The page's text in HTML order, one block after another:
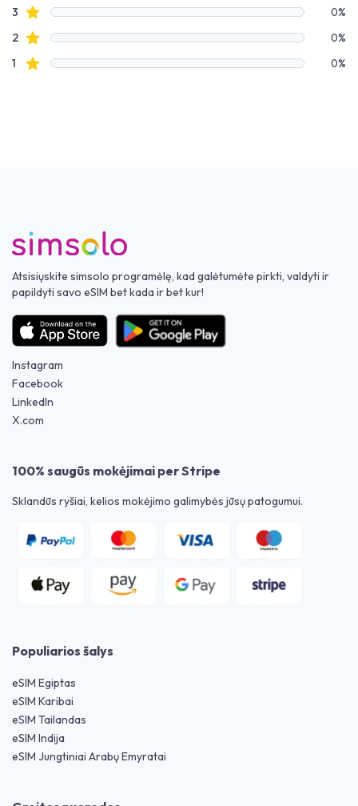
3 Žvaigždučių apžvalgos
0%
2Žvaigždučių apžvalgos
0%
1 Žvaigždučių apžvalgos 0%
Atsisiųskite simsolo programėlę, kad galėtumėte pirkti, valdyti ir
papildyti savo eSIM bet kada ir bet kur!
Instagram
Facebook
LinkedIn
X.com
100% saugūs mokėjimai per Stripe
Sklandūs ryšiai, kelios mokėjimo galimybės jūsų patogumui.
Populiarios šalys
eSIM Egiptas
eSIM Karibai
eSIM Tailandas
eSIM Indija
eSIM Jungtiniai Arabų Emyratai